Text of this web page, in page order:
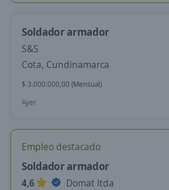
Soldador armador
S&S
Cota, Cundinamarca
$ 3.000.000,00 (Mensual)
Ayer
Empleo destacado
Soldador armador
4,6
Domat ltda